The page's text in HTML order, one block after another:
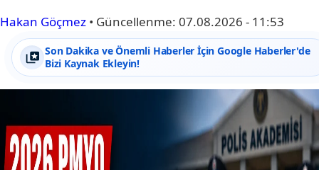
Hakan Göçmez • Güncellenme: 07.08.2026 - 11:53
Son Dakika ve Önemli Haberler İçin Google Haberler'de
Bizi Kaynak Ekleyin!